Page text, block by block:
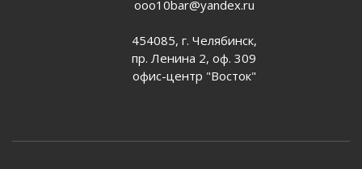
ooo10bar@yandex.ru
454085, г. Челябинск,
пр. Ленина 2, оф. 309
офис-центр "Восток"